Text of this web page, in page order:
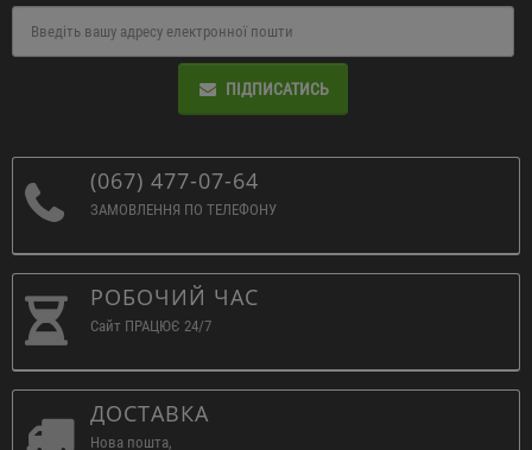
ПІДПИСАТИСЬ
(067) 477-07-64
ЗАМОВЛЕННЯ ПО ТЕЛЕФОНУ
РОБОЧИЙ ЧАС
Сайт ПРАЦЮЄ 24/7
ДОСТАВКА
Нова пошта,